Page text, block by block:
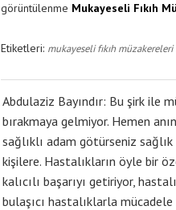
görüntülenme Mukayeseli Fıkıh
Etiketleri: mukayeseli fıkıh müzakereleri
Abdulaziz Bayındır: Bu şirk ile
bırakmaya gelmiyor. Hemen
sağlıklı adam götürseniz
kişilere. Hastalıkların öyle bir
kalıcılı başarıyı getiriyor,
bulaşıcı hastalıklarla